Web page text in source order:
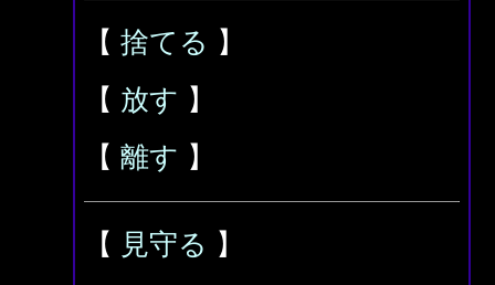
【 捨てる 】
【 放す 】
【 離す 】
【 見守る 】